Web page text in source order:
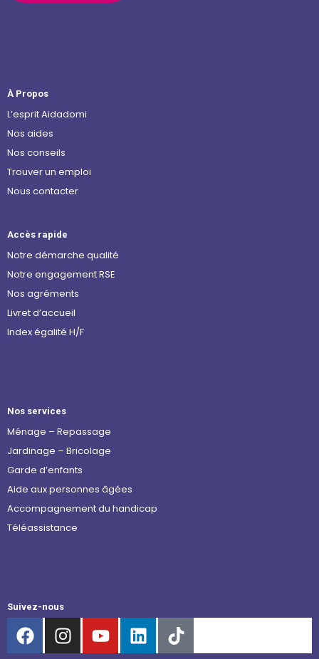
À Propos
L’esprit Aidadomi
Nos aides
Nos conseils
Trouver un emploi
Nous contacter
Accès rapide
Notre démarche qualité
Notre engagement RSE
Nos agréments
Livret d’accueil
Index égalité H/F
Nos services
Ménage – Repassage
Jardinage – Bricolage
Garde d’enfants
Aide aux personnes âgées
Accompagnement du handicap
Téléassistance
Suivez-nous